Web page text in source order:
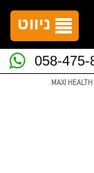
ניווט
058-475-